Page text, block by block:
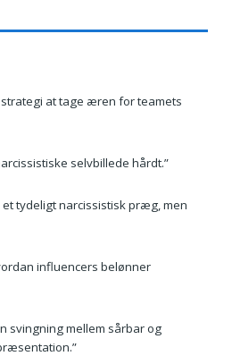
strategi at tage æren for teamets
selvbillede hårdt.”
tydeligt narcissistisk præg, men
influencers belønner
svingning mellem sårbar og